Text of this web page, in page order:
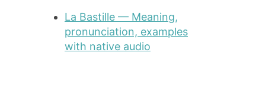
La Bastille — Meaning,
pronunciation, examples
with native audio